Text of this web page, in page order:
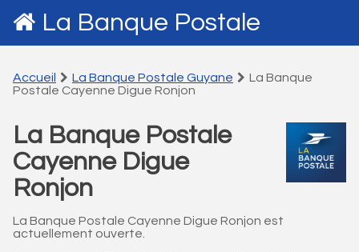
La Banque Postale
Accueil La Banque Postale Guyane
La Banque
Postale Cayenne Digue Ronjon
La Banque Postale
Cayenne Digue
Ronjon
La Banque Postale Cayenne Digue Ronjon est
actuellement ouverte.